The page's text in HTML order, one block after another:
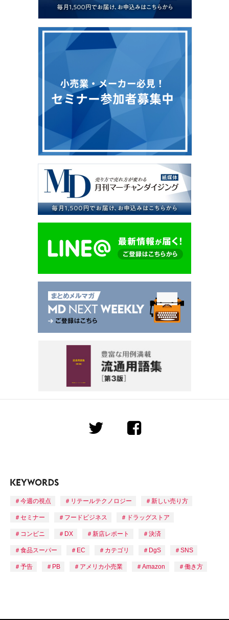
今週の視点 リテールテクノロジー 新しい売り方
セミナー フードビジネス ドラッグストア
コンビニ DX 新店レポート 決済
食品スーパー EC カテゴリ DgS SNS
予告 PB アメリカ小売業 Amazon 働き方